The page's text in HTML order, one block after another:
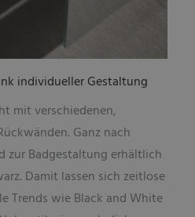
individueller Gestaltung
mit verschiedenen,
Ganz nach
zur Badgestaltung erhältlich
Damit lassen sich zeitlose
Trends wie Black and White